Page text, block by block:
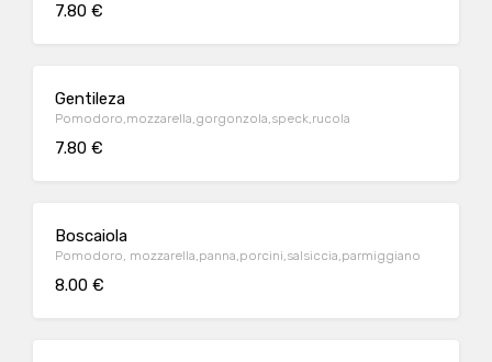
7.80 €
Gentileza
Pomodoro,mozzarella,gorgonzola,speck,rucola
7.80 €
Boscaiola
Pomodoro, mozzarella,panna,porcini,salsiccia,parmiggiano
8.00 €